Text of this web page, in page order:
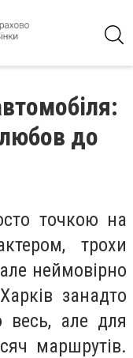
до
точкою на
трохи
неймовірно
занадто
весь, але для
маршрутів.